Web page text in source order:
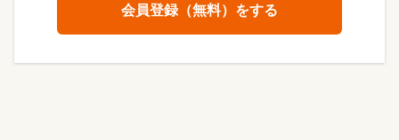
会員登録（無料）をする